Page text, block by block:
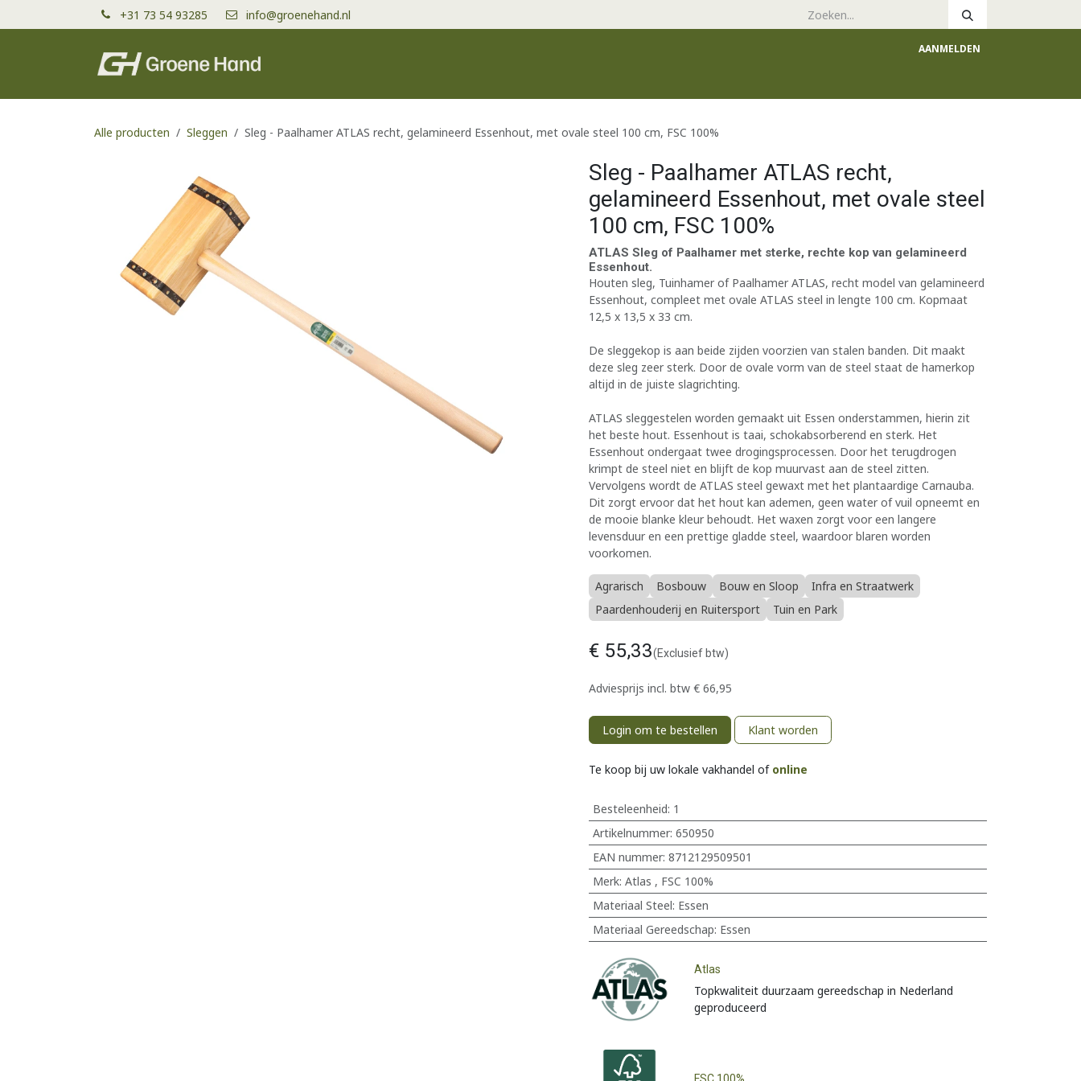
Overslaan naar inhoud +31 73 54 93285 info@groenehand.nl
AANMELDEN
Alle producten Sleggen Sleg - Paalhamer ATLAS recht, gelamineerd Essenhout, met ovale steel 100 cm, FSC 100%
Sleg - Paalhamer ATLAS recht,
gelamineerd Essenhout, met ovale steel
100 cm, FSC 100%
ATLAS Sleg of Paalhamer met sterke, rechte kop van gelamineerd
Essenhout.
Houten sleg, Tuinhamer of Paalhamer ATLAS, recht model van gelamineerd
Essenhout, compleet met ovale ATLAS steel in lengte 100 cm. Kopmaat
12,5 x 13,5 x 33 cm.
De sleggekop is aan beide zijden voorzien van stalen banden. Dit maakt
deze sleg zeer sterk. Door de ovale vorm van de steel staat de hamerkop
altijd in de juiste slagrichting.
ATLAS sleggestelen worden gemaakt uit Essen onderstammen, hierin zit
het beste hout. Essenhout is taai, schokabsorberend en sterk. Het
Essenhout ondergaat twee drogingsprocessen. Door het terugdrogen
krimpt de steel niet en blijft de kop muurvast aan de steel zitten.
Vervolgens wordt de ATLAS steel gewaxt met het plantaardige Carnauba.
Dit zorgt ervoor dat het hout kan ademen, geen water of vuil opneemt en
de mooie blanke kleur behoudt. Het waxen zorgt voor een langere
levensduur en een prettige gladde steel, waardoor blaren worden
voorkomen.
Agrarisch Bosbouw Bouw en Sloop
Infra en Straatwerk
Paardenhouderij en Ruitersport
Tuin en Park
€ 55,33(Exclusief btw)
Adviesprijs incl. btw € 66,95
Login om te bestellen Klant worden
Te koop bij uw lokale vakhandel of online
Besteleenheid: 1
Artikelnummer: 650950
EAN nummer: 8712129509501
Merk: Atlas , FSC 100%
Materiaal Steel: Essen
Materiaal Gereedschap: Essen
Atlas
Topkwaliteit duurzaam gereedschap in Nederland
geproduceerd